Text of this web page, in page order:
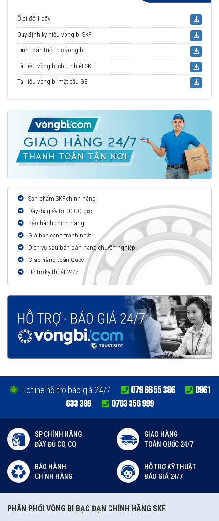
Ổ bi đỡ 1 dãy
Quy định ký hiệu vòng bi SKF
Tính toán tuổi thọ vòng bi
Tài liệu vòng bi chịu nhiệt SKF
Tài liệu vòng bi mặt cầu GE
Sản phẩm SKF chính hãng
Đầy đủ giấy tờ CO,CQ gốc
Bảo hành chính hãng
Giá bán cạnh tranh nhất
Dịch vụ sau bán bán hàng chuyên nghiệp
Giao hàng toàn Quốc
Hỗ trợ kỹ thuật 24/7
Hotline hỗ trợ báo giá 24/7 079 66 55 386
0961
633 389
0763 356 999
SP CHÍNH HÃNG
ĐẦY ĐỦ CO, CQ
GIAO HÀNG
TOÀN QUỐC 24/7
BẢO HÀNH
CHÍNH HÃNG
HỖ TRỢ KỸ THUẬT
BÁO GIÁ 24/7
PHÂN PHỐI VÒNG BI BẠC ĐẠN CHÍNH HÃNG SKF